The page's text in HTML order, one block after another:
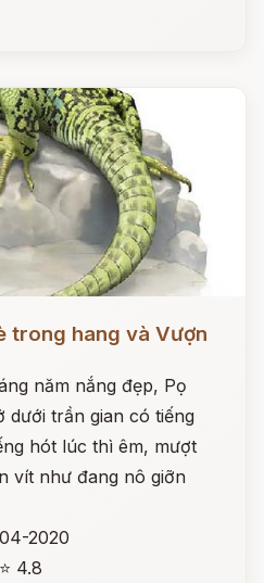
trong hang và Vượn
năm nắng đẹp, Pọ
dưới trần gian có tiếng
hót lúc thì êm, mượt
vít như đang nô giỡn
2020
⭐ 4.8